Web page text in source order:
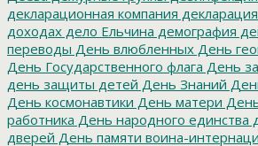
декларационная компания декларация
доходах дело Ельчина демография
переводы День влюбленных День
День Государственного флага День
день защиты детей День Знаний
День космонавтики День матери
работника День народного единства
дверей День памяти воина-